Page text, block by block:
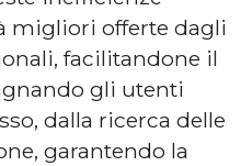
migliori offerte dagli
facilitandone il
gli utenti
dalla ricerca delle
garantendo la